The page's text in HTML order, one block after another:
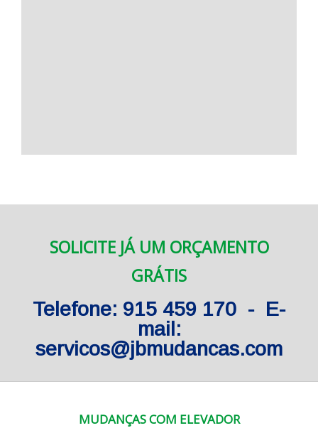
SOLICITE JÁ UM ORÇAMENTO
GRÁTIS
Telefone: 915 459 170 - E-
mail:
servicos@jbmudancas.com
MUDANÇAS COM ELEVADOR